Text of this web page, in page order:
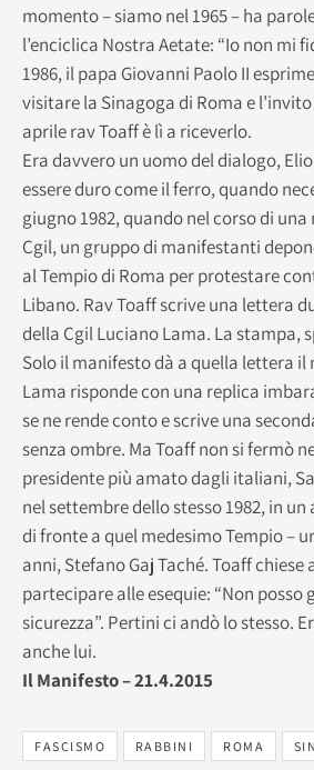
momento – siamo nel 1965 – ha
l’enciclica Nostra Aetate: “Io non mi
1986, il papa Giovanni Paolo II
visitare la Sinagoga di Roma e
aprile rav Toaff è lì a riceverlo.
Era davvero un uomo del dialogo,
essere duro come il ferro, quando
giugno 1982, quando nel corso di
Cgil, un gruppo di manifestanti
al Tempio di Roma per protestare
Libano. Rav Toaff scrive una lettera
della Cgil Luciano Lama. La stampa,
Solo il manifesto dà a quella lettera il
Lama risponde con una replica
se ne rende conto e scrive una
senza ombre. Ma Toaff non si fermò
presidente più amato dagli italiani,
nel settembre dello stesso 1982, in
di fronte a quel medesimo Tempio –
anni, Stefano Gaj Taché. Toaff chiese
partecipare alle esequie: “Non posso
sicurezza”. Pertini ci andò lo stesso.
anche lui.
Il Manifesto – 21.4.2015
FASCISMO RABBINI ROMA